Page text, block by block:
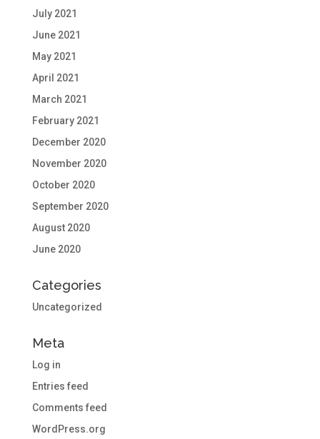
July 2021
June 2021
May 2021
April 2021
March 2021
February 2021
December 2020
November 2020
October 2020
September 2020
August 2020
June 2020
Categories
Uncategorized
Meta
Log in
Entries feed
Comments feed
WordPress.org